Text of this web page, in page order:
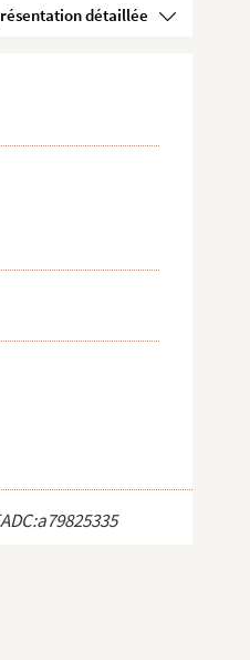
Voir la présentation détaillée